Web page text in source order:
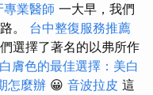
業醫師 一大早，我們
。 台中整復服務推薦
選擇了著名的以弗所作
膚色的最佳選擇：美白
怎麼辦 😀 音波拉皮 這